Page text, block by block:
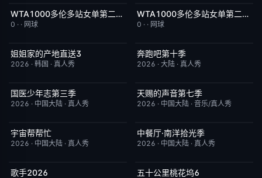
今日更新 3.0WTA1000多伦多站女单第二轮：卡萨金娜VS莱巴金娜
0 · · 网球
今日更新 5.0WTA1000多伦多站女单第二轮：戴伊VS高芙
0 · · 网球
更新至第02集
姐姐家的产地直送3
2026 · 韩国 · 真人秀
已完结
奔跑吧第十季
2026 · 大陆 · 真人秀
昨日更新
国医少年志第三季
2026 · 中国大陆 · 真人秀
昨日更新
天赐的声音第七季
2026 · 中国大陆 · 音乐/真人秀
更新至第3期
宇宙帮帮忙
2026 · 中国大陆 · 真人秀
更新至第8期
中餐厅·南洋拾光季
2026 · 中国大陆 · 真人秀
昨日更新
歌手2026 昨日更新
五十公里桃花坞6